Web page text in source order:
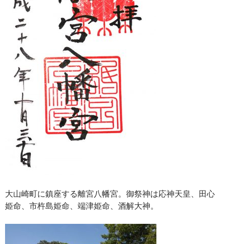
大山崎町に鎮座する離宮八幡宮。御祭神は応神天皇、田心
姫命、市杵島姫命、端津姫命、酒解大神。